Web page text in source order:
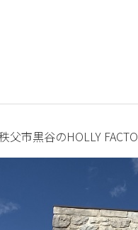
父市黒谷のHOLLY